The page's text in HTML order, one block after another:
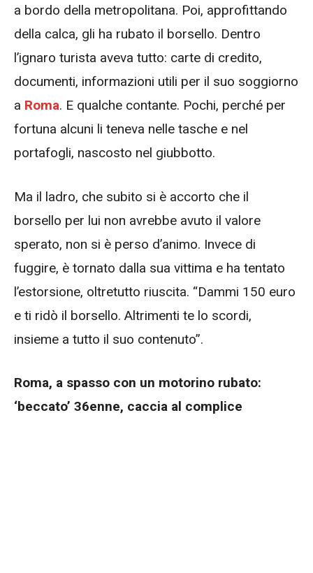
a bordo della metropolitana. Poi, approfittando
della calca, gli ha rubato il borsello. Dentro
l’ignaro turista aveva tutto: carte di credito,
documenti, informazioni utili per il suo soggiorno
a Roma. E qualche contante. Pochi, perché per
fortuna alcuni li teneva nelle tasche e nel
portafogli, nascosto nel giubbotto.
Ma il ladro, che subito si è accorto che il
borsello per lui non avrebbe avuto il valore
sperato, non si è perso d’animo. Invece di
fuggire, è tornato dalla sua vittima e ha tentato
l’estorsione, oltretutto riuscita. “Dammi 150 euro
e ti ridò il borsello. Altrimenti te lo scordi,
insieme a tutto il suo contenuto”.
Roma, a spasso con un motorino rubato:
‘beccato’ 36enne, caccia al complice